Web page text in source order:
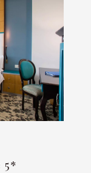
5*